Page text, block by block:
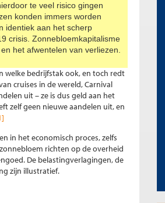
te veel risico gingen
konden immers worden
identiek aan het scherp
crisis. Zonnebloemkapitalisme
het afwentelen van verliezen.
welke bedrijfstak ook, en toch redt
cruises in de wereld, Carnival
uit – ze is dus geld aan het
zelf geen nieuwe aandelen uit, en
in het economisch proces, zelfs
richten op de overheid
De belastingverlagingen, de
zijn illustratief.